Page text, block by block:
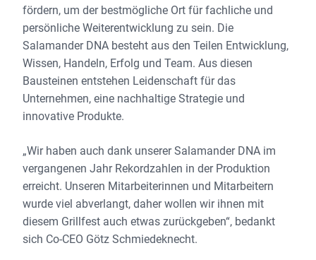
fördern, um der bestmögliche Ort für fachliche und
persönliche Weiterentwicklung zu sein. Die
Salamander DNA besteht aus den Teilen Entwicklung,
Wissen, Handeln, Erfolg und Team. Aus diesen
Bausteinen entstehen Leidenschaft für das
Unternehmen, eine nachhaltige Strategie und
innovative Produkte.
„Wir haben auch dank unserer Salamander DNA im
vergangenen Jahr Rekordzahlen in der Produktion
erreicht. Unseren Mitarbeiterinnen und Mitarbeitern
wurde viel abverlangt, daher wollen wir ihnen mit
diesem Grillfest auch etwas zurückgeben“, bedankt
sich Co-CEO Götz Schmiedeknecht.